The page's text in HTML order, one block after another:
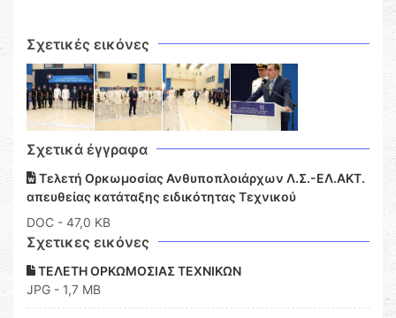
Σχετικές εικόνες
Σχετικά έγγραφα
Τελετή Ορκωμοσίας Ανθυποπλοιάρχων Λ.Σ.-ΕΛ.ΑΚΤ.
απευθείας κατάταξης ειδικότητας Τεχνικού
DOC - 47,0 KB
Σχετικες εικόνες
ΤΕΛΕΤΗ ΟΡΚΩΜΟΣΙΑΣ ΤΕΧΝΙΚΩΝ
JPG - 1,7 MB